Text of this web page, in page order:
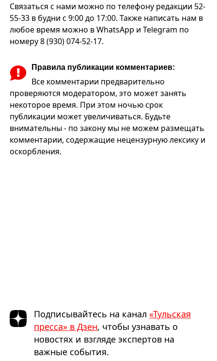
Связаться с нами можно по телефону редакции 52-
55-33 в будни с 9:00 до 17:00. Также написать нам в
любое время можно в WhatsApp и Telegram по
номеру 8 (930) 074-52-17.
Правила публикации комментариев:
Все комментарии предварительно
проверяются модератором, это может занять
некоторое время. При этом ночью срок
публикации может увеличиваться. Будьте
внимательны - по закону мы не можем размещать
комментарии, содержащие нецензурную лексику и
оскорбления.
Подписывайтесь на канал «Тульская
пресса» в Дзен, чтобы узнавать о
новостях и взгляде экспертов на
важные события.